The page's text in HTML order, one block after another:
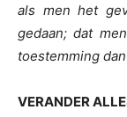
als men het
gedaan; dat
toestemming
VERANDER